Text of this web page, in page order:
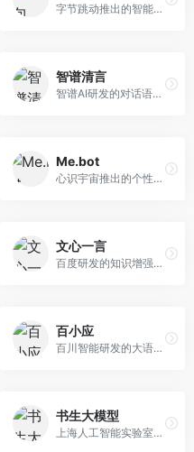
字节跳动推出的智能对话助手平台，提供文本创作、知识问答、英语学习等多种AI服务。面向普通用户和内容创作者，支持多轮对话和文件解析，免费使用，响应速度快，中文理解能力强。
智谱清言
智谱AI研发的对话语言模型，支持中英双语交互。面向中文用户和开发者，提供知识问答、代码编写、文档解读等服务，开源生态完善，学术研究背景深厚。
Me.bot
心识宇宙推出的个性化AI伴侣，专注于情感交互和个人助理服务。面向个人用户，支持日程管理、情感陪伴、知识问答等功能，交互体验人性化。
文心一言
百度研发的知识增强大语言模型，深度融合百度知识图谱和搜索能力。面向中文用户，提供知识问答、文本创作、逻辑推理等服务，中文语境理解准确，知识覆盖面广。
百小应
百川智能研发的大语言模型助手，专注于中文理解和生成。面向中文用户，提供知识问答、文本创作、代码辅助等服务，模型参数规模大，中文表达流畅自然。
书生大模型
上海人工智能实验室研发的开源大模型系列，支持多尺度和多模态。面向研究机构和开发者，开源生态完善，学术研究背景深厚，适合科研和定制开发。